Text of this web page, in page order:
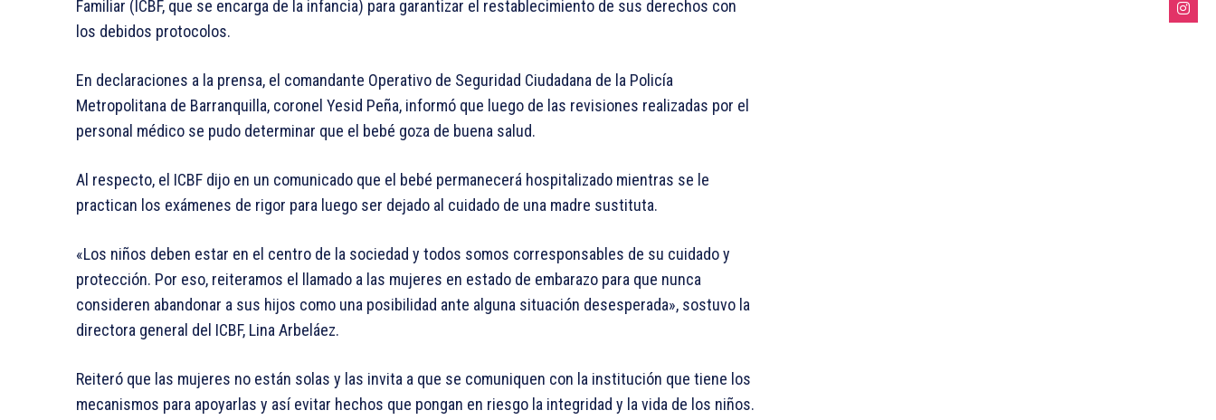
Familiar (ICBF, que se encarga de la infancia) para garantizar el restablecimiento de sus derechos con
los debidos protocolos.
En declaraciones a la prensa, el comandante Operativo de Seguridad Ciudadana de la Policía
Metropolitana de Barranquilla, coronel Yesid Peña, informó que luego de las revisiones realizadas por el
personal médico se pudo determinar que el bebé goza de buena salud.
Al respecto, el ICBF dijo en un comunicado que el bebé permanecerá hospitalizado mientras se le
practican los exámenes de rigor para luego ser dejado al cuidado de una madre sustituta.
«Los niños deben estar en el centro de la sociedad y todos somos corresponsables de su cuidado y
protección. Por eso, reiteramos el llamado a las mujeres en estado de embarazo para que nunca
consideren abandonar a sus hijos como una posibilidad ante alguna situación desesperada», sostuvo la
directora general del ICBF, Lina Arbeláez.
Reiteró que las mujeres no están solas y las invita a que se comuniquen con la institución que tiene los
mecanismos para apoyarlas y así evitar hechos que pongan en riesgo la integridad y la vida de los niños.